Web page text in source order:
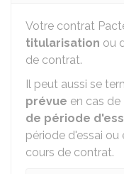
Votre contrat
titularisation ou
de contrat.
Il peut aussi se
prévue en cas de
de période
période d'essai ou
cours de contrat.